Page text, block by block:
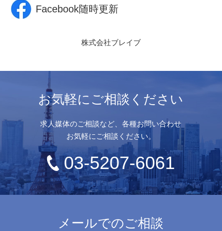
Facebook随時更新
株式会社ブレイブ
お気軽にご相談ください
求人媒体のご相談など、各種お問い合わせ
お気軽にご相談ください。
03-5207-6061
メールでのご相談